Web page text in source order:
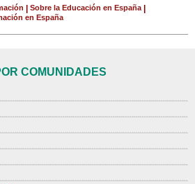
Sobre la Educación en España
en España
COMUNIDADES